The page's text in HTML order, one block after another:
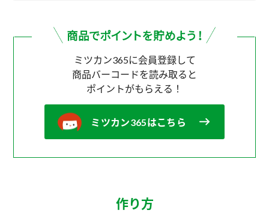
ミツカン365に会員登録して
商品バーコードを読み取ると
ポイントがもらえる！
ミツカン365はこちら
作り方